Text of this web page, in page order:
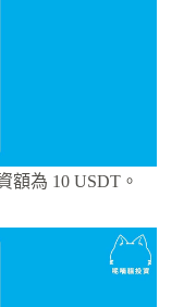
額為 10 USDT。